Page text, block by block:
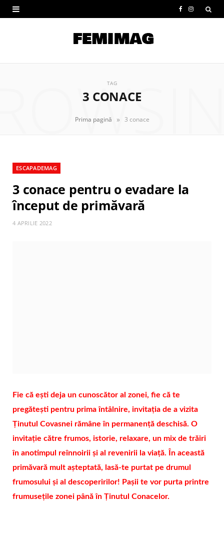
e
I
t
TAG
3 CONACE
Prima pagină » 3 conace
ESCAPADEMAG
3 conace pentru o evadare la
început de primăvară
4 APRILIE 2022
Fie că ești deja un cunoscător al zonei, fie că te
pregătești pentru prima întâlnire, invitația de a vizita
Ținutul Covasnei rămâne în permanență deschisă. O
invitație către frumos, istorie, relaxare, un mix de trăiri
în anotimpul reînnoirii și al revenirii la viață. În această
primăvară mult așteptată, lasă-te purtat pe drumul
frumosului și al descoperirilor! Pașii te vor purta printre
frumusețile zonei până în Ținutul Conacelor.